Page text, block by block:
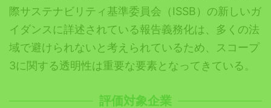
際サステナビリティ基準委員会（ISSB）の新しいガ
イダンスに詳述されている報告義務化は、多くの法
域で避けられないと考えられているため、スコープ
3に関する透明性は重要な要素となってきている。
評価対象企業